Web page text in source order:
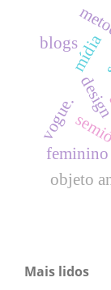
feminino
vogue.
mídia
blogs
objeto
Mais lidos